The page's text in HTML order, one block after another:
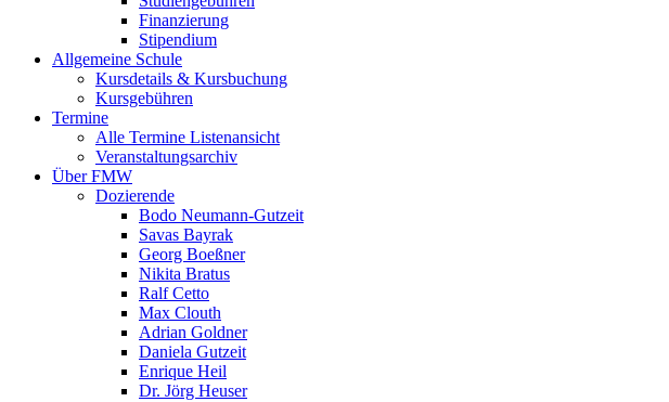
Finanzierung
Stipendium
Allgemeine Schule
Kursdetails & Kursbuchung
Kursgebühren
Termine
Alle Termine Listenansicht
Veranstaltungsarchiv
Über FMW
Dozierende
Bodo Neumann-Gutzeit
Savas Bayrak
Georg Boeßner
Nikita Bratus
Ralf Cetto
Max Clouth
Adrian Goldner
Daniela Gutzeit
Enrique Heil
Dr. Jörg Heuser